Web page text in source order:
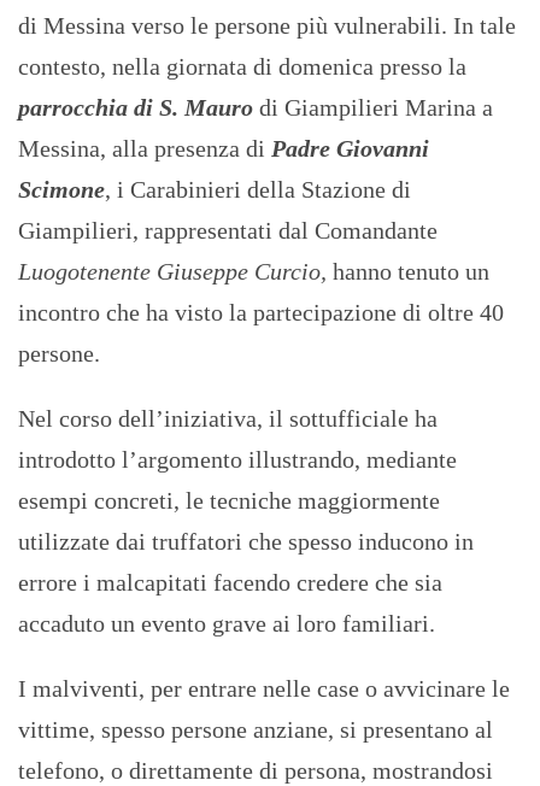
di Messina verso le persone più vulnerabili. In tale
contesto, nella giornata di domenica presso la
parrocchia di S. Mauro di Giampilieri Marina a
Messina, alla presenza di Padre Giovanni
Scimone, i Carabinieri della Stazione di
Giampilieri, rappresentati dal Comandante
Luogotenente Giuseppe Curcio, hanno tenuto un
incontro che ha visto la partecipazione di oltre 40
persone.
Nel corso dell’iniziativa, il sottufficiale ha
introdotto l’argomento illustrando, mediante
esempi concreti, le tecniche maggiormente
utilizzate dai truffatori che spesso inducono in
errore i malcapitati facendo credere che sia
accaduto un evento grave ai loro familiari.
I malviventi, per entrare nelle case o avvicinare le
vittime, spesso persone anziane, si presentano al
telefono, o direttamente di persona, mostrandosi